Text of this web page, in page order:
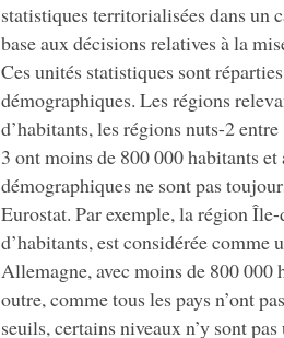
statistiques territorialisées dans un
base aux décisions relatives à la
Ces unités statistiques sont
démographiques. Les régions
d’habitants, les régions nuts-2
3 ont moins de 800 000 habitants
démographiques ne sont pas
Eurostat. Par exemple, la région
d’habitants, est considérée comme
Allemagne, avec moins de 800 000
outre, comme tous les pays n’ont
seuils, certains niveaux n’y sont